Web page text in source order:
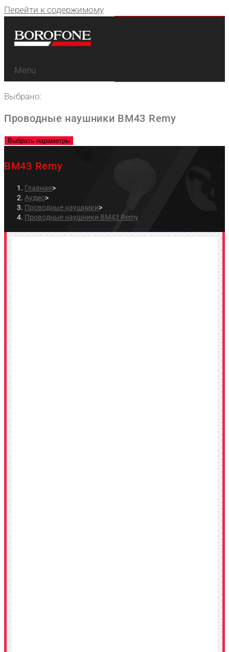
Перейти к содержимому
Menu
Выбрано:
Проводные наушники BM43 Remy
Выбрать параметры
BM43 Remy
Главная>
Аудио>
Проводные наушники>
Проводные наушники BM43 Remy